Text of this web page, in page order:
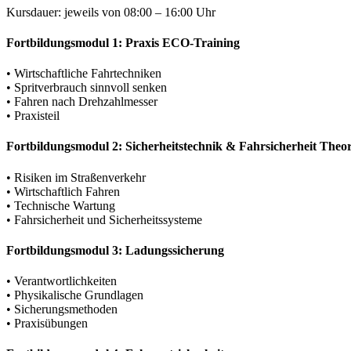
Kursdauer: jeweils von 08:00 – 16:00 Uhr
Fortbildungsmodul 1: Praxis ECO-Training
• Wirtschaftliche Fahrtechniken
• Spritverbrauch sinnvoll senken
• Fahren nach Drehzahlmesser
• Praxisteil
Fortbildungsmodul 2: Sicherheitstechnik & Fahrsicherheit
• Risiken im Straßenverkehr
• Wirtschaftlich Fahren
• Technische Wartung
• Fahrsicherheit und Sicherheitssysteme
Fortbildungsmodul 3: Ladungssicherung
• Verantwortlichkeiten
• Physikalische Grundlagen
• Sicherungsmethoden
• Praxisübungen